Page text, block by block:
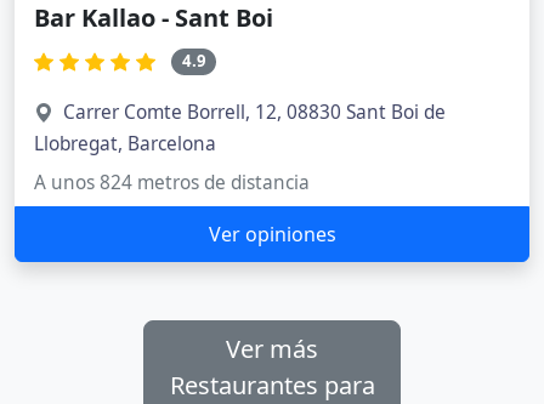
Bar Kallao - Sant Boi
4.9
Carrer Comte Borrell, 12, 08830 Sant Boi de
Llobregat, Barcelona
A unos 824 metros de distancia
Ver opiniones
Ver más
Restaurantes para